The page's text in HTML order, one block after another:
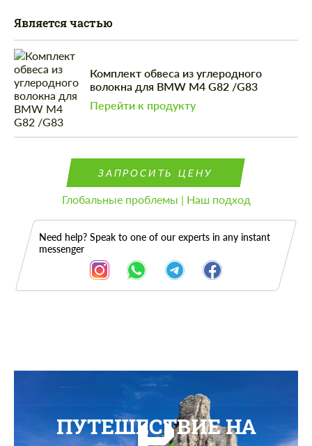
Является частью
Комплект обвеса из углеродного
волокна для BMW M4 G82 /G83
Перейти к продукту
ЗАПРОСИТЬ ЦЕНУ
Глобальные проблемы | Наш подход
Need help? Speak to one of our experts in any instant
messenger
ПУТЕШЕСТВИЕ НА